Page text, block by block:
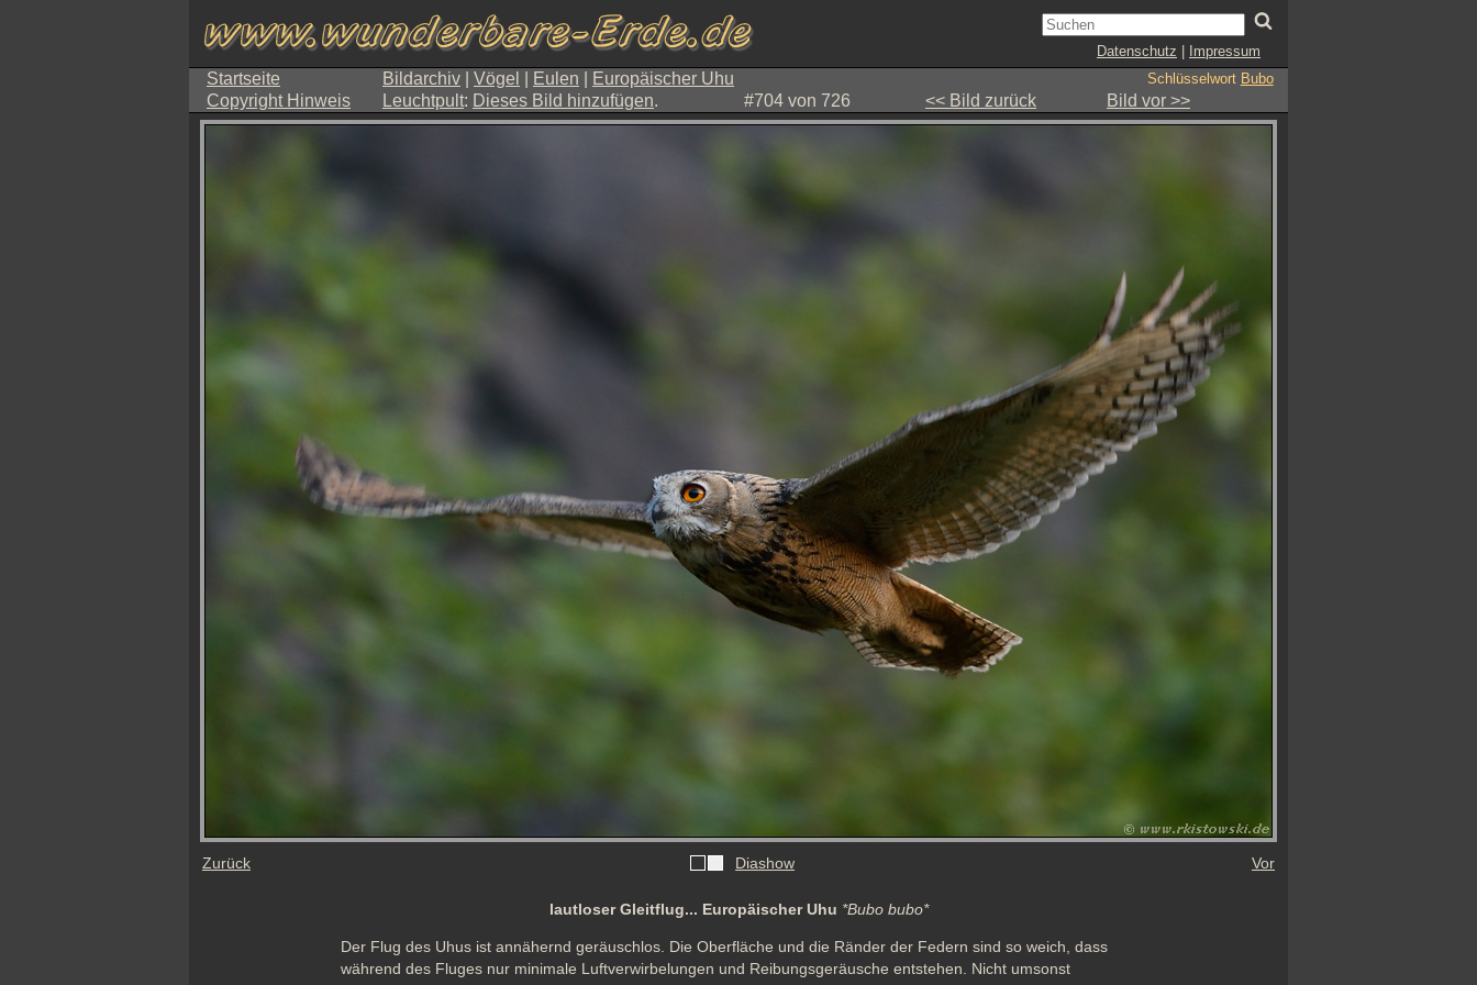
Datenschutz Impressum
Startseite Bildarchiv Vögel Eulen Europäischer Uhu Schlüsselwort Bubo
Copyright Hinweis Leuchtpult: Dieses Bild hinzufügen. #704 von 726 << Bild zurück Bild vor >>
Zurück Diashow Vor
lautloser Gleitflug... Europäischer Uhu *Bubo bubo*
Der Flug des Uhus ist annähernd geräuschlos. Die Oberfläche und die Ränder der Federn sind so weich, dass
während des Fluges nur minimale Luftverwirbelungen und Reibungsgeräusche entstehen. Nicht umsonst